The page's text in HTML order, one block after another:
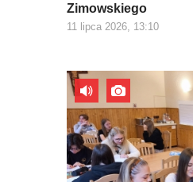
Zimowskiego
11 lipca 2026, 13:10